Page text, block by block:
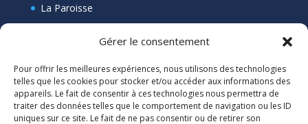
Gérer le consentement
Pour offrir les meilleures expériences, nous utilisons des technologies
telles que les cookies pour stocker et/ou accéder aux informations des
appareils. Le fait de consentir à ces technologies nous permettra de
traiter des données telles que le comportement de navigation ou les ID
uniques sur ce site. Le fait de ne pas consentir ou de retirer son
La Paroisse
Ecole Pléneuf Val André–Erquy – Planguenoual
Lien admin